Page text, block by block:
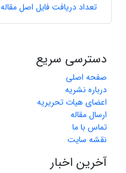
تعداد دریافت فایل اصل مقاله
دسترسی سریع
صفحه اصلی
درباره نشریه
اعضای هیات تحریریه
ارسال مقاله
تماس با ما
نقشه سایت
آخرین اخبار